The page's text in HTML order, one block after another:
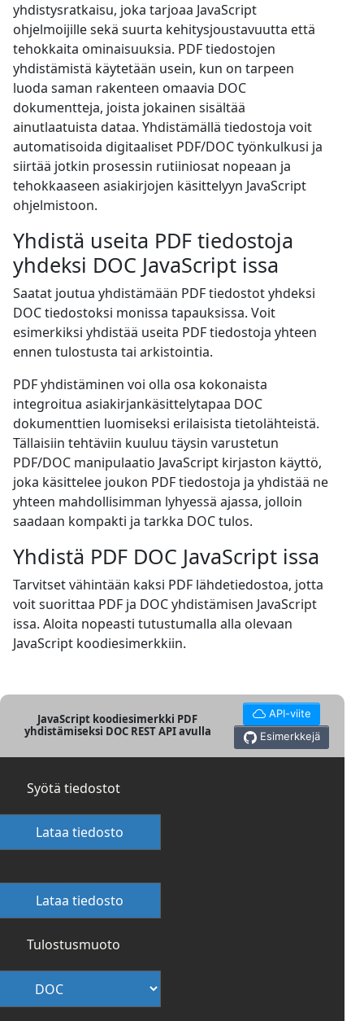
yhdistysratkaisu, joka tarjoaa JavaScript
ohjelmoijille sekä suurta kehitysjoustavuutta että
tehokkaita ominaisuuksia. PDF tiedostojen
yhdistämistä käytetään usein, kun on tarpeen
luoda saman rakenteen omaavia DOC
dokumentteja, joista jokainen sisältää
ainutlaatuista dataa. Yhdistämällä tiedostoja voit
automatisoida digitaaliset PDF/DOC työnkulkusi ja
siirtää jotkin prosessin rutiiniosat nopeaan ja
tehokkaaseen asiakirjojen käsittelyyn JavaScript
ohjelmistoon.
Yhdistä useita PDF tiedostoja
yhdeksi DOC JavaScript issa
Saatat joutua yhdistämään PDF tiedostot yhdeksi
DOC tiedostoksi monissa tapauksissa. Voit
esimerkiksi yhdistää useita PDF tiedostoja yhteen
ennen tulostusta tai arkistointia.
PDF yhdistäminen voi olla osa kokonaista
integroitua asiakirjankäsittelytapaa DOC
dokumenttien luomiseksi erilaisista tietolähteistä.
Tällaisiin tehtäviin kuuluu täysin varustetun
PDF/DOC manipulaatio JavaScript kirjaston käyttö,
joka käsittelee joukon PDF tiedostoja ja yhdistää ne
yhteen mahdollisimman lyhyessä ajassa, jolloin
saadaan kompakti ja tarkka DOC tulos.
Yhdistä PDF DOC JavaScript issa
Tarvitset vähintään kaksi PDF lähdetiedostoa, jotta
voit suorittaa PDF ja DOC yhdistämisen JavaScript
issa. Aloita nopeasti tutustumalla alla olevaan
JavaScript koodiesimerkkiin.
JavaScript koodiesimerkki PDF
yhdistämiseksi DOC REST API avulla
API-viite
Esimerkkejä
Syötä tiedostot
Lataa tiedosto
Lataa tiedosto
Tulostusmuoto